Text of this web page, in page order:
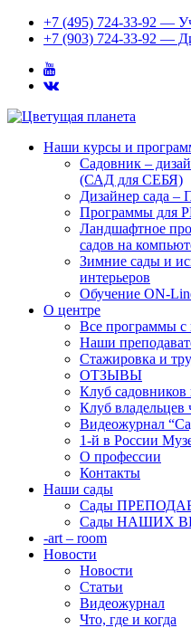
+7 (495) 724-33-92 —
+7 (903) 724-33-92 —
Наши курсы и
Садовник –
(САД для СЕБЯ)
Дизайнер сада
Программы для
Ландшафтное
садов на
Зимние сады и
интерьеров
Обучение ON-
О центре
Все программы с
Наши
Стажировка и
ОТЗЫВЫ
Клуб
Клуб владельцев
Видеожурнал
1-й в России
О профессии
Контакты
Наши сады
Сады
Сады НАШИХ
-art – room
Новости
Новости
Статьи
Видеожурнал
Что, где и когда